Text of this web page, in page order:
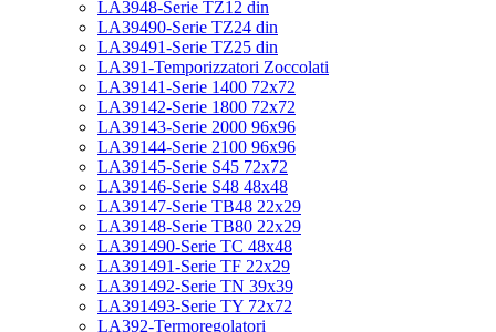
LA3948-Serie TZ12 din
LA39490-Serie TZ24 din
LA39491-Serie TZ25 din
LA391-Temporizzatori Zoccolati
LA39141-Serie 1400 72x72
LA39142-Serie 1800 72x72
LA39143-Serie 2000 96x96
LA39144-Serie 2100 96x96
LA39145-Serie S45 72x72
LA39146-Serie S48 48x48
LA39147-Serie TB48 22x29
LA39148-Serie TB80 22x29
LA391490-Serie TC 48x48
LA391491-Serie TF 22x29
LA391492-Serie TN 39x39
LA391493-Serie TY 72x72
LA392-Termoregolatori